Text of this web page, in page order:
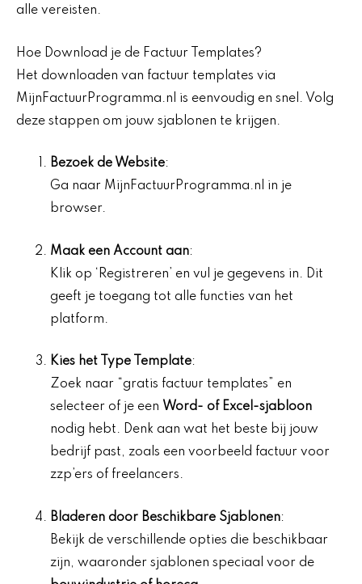
alle vereisten.
Hoe Download je de Factuur Templates?
Het downloaden van factuur templates via
MijnFactuurProgramma.nl is eenvoudig en snel. Volg
deze stappen om jouw sjablonen te krijgen.
Bezoek de Website:
Ga naar MijnFactuurProgramma.nl in je
browser.
Maak een Account aan:
Klik op ‘Registreren’ en vul je gegevens in. Dit
geeft je toegang tot alle functies van het
platform.
Kies het Type Template:
Zoek naar “gratis factuur templates” en
selecteer of je een Word- of Excel-sjabloon
nodig hebt. Denk aan wat het beste bij jouw
bedrijf past, zoals een voorbeeld factuur voor
zzp’ers of freelancers.
Bladeren door Beschikbare Sjablonen:
Bekijk de verschillende opties die beschikbaar
zijn, waaronder sjablonen speciaal voor de